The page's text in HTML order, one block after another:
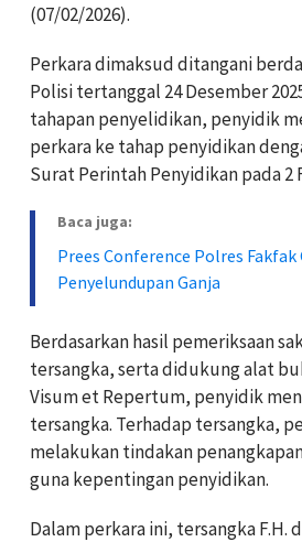
(07/02/2026).
Perkara dimaksud ditangani
Polisi tertanggal 24 Desember
tahapan penyelidikan, penyidik
perkara ke tahap penyidikan
Surat Perintah Penyidikan pada 2
Baca juga:
Prees Conference Polres Fakfak
Penyelundupan Ganja
Berdasarkan hasil pemeriksaan
tersangka, serta didukung alat
Visum et Repertum, penyidik
tersangka. Terhadap tersangka,
melakukan tindakan
guna kepentingan penyidikan.
Dalam perkara ini, tersangka F.H.